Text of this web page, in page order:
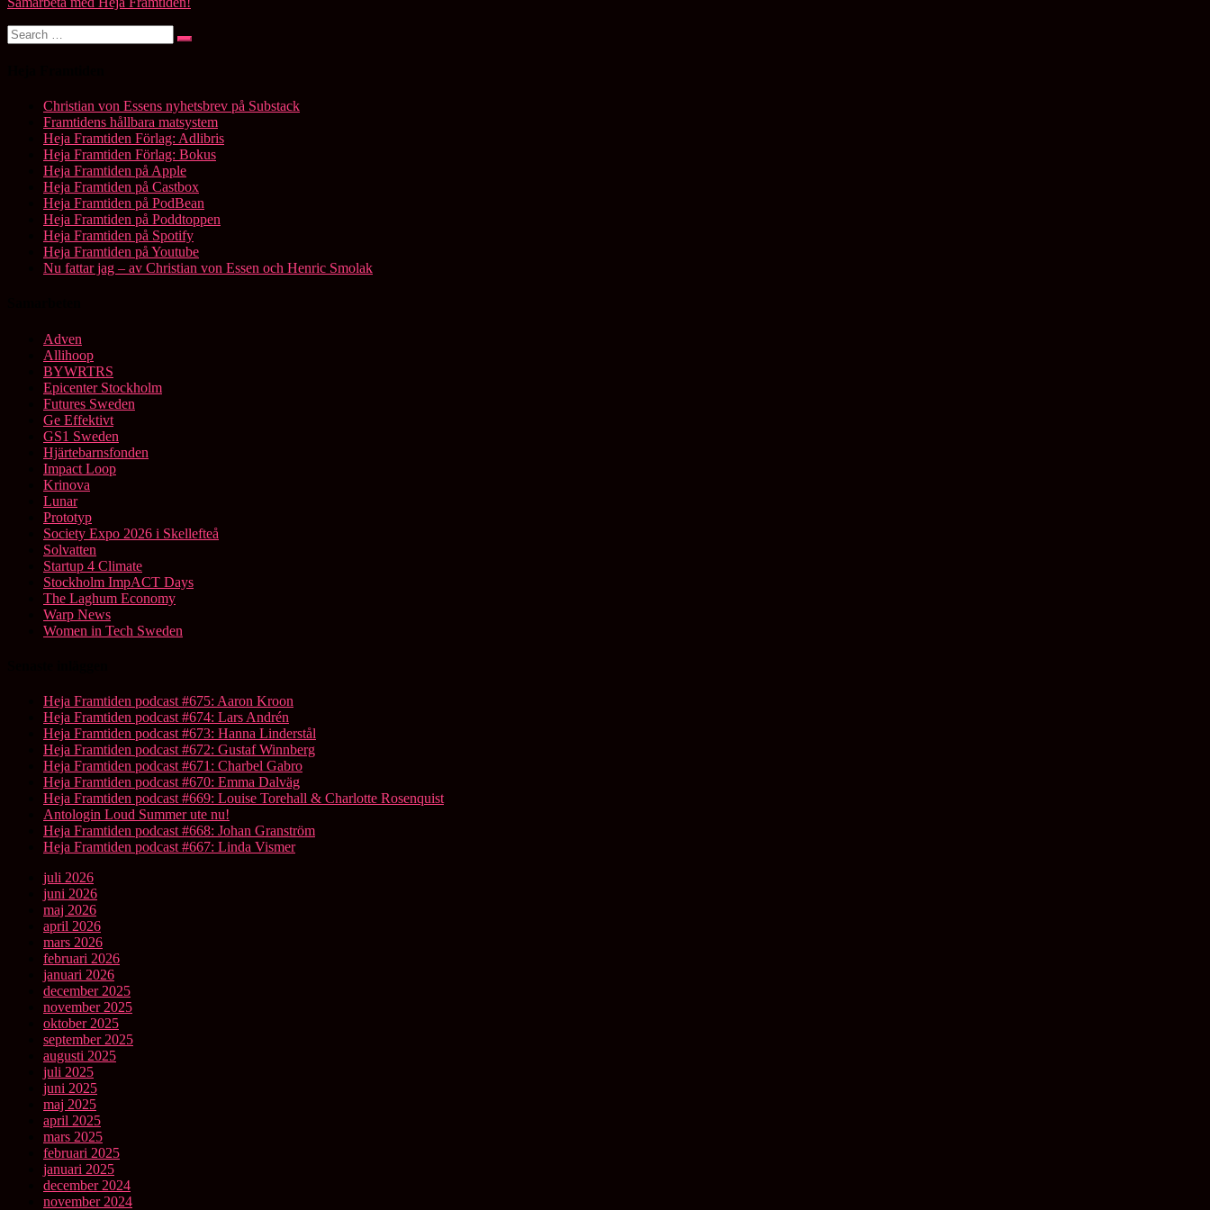
Search
for:
Search
Christian von Essens nyhetsbrev på Substack
Framtidens hållbara matsystem
Heja Framtiden Förlag: Adlibris
Heja Framtiden Förlag: Bokus
Heja Framtiden på Apple
Heja Framtiden på Castbox
Heja Framtiden på PodBean
Heja Framtiden på Poddtoppen
Heja Framtiden på Spotify
Heja Framtiden på Youtube
Nu fattar jag – av Christian von Essen och Henric Smolak
Adven
Allihoop
BYWRTRS
Epicenter Stockholm
Futures Sweden
Ge Effektivt
GS1 Sweden
Hjärtebarnsfonden
Impact Loop
Krinova
Lunar
Prototyp
Society Expo 2026 i Skellefteå
Solvatten
Startup 4 Climate
Stockholm ImpACT Days
The Laghum Economy
Warp News
Women in Tech Sweden
Heja Framtiden podcast #675: Aaron Kroon
Heja Framtiden podcast #674: Lars Andrén
Heja Framtiden podcast #673: Hanna Linderstål
Heja Framtiden podcast #672: Gustaf Winnberg
Heja Framtiden podcast #671: Charbel Gabro
Heja Framtiden podcast #670: Emma Dalväg
Heja Framtiden podcast #669: Louise Torehall & Charlotte Rosenquist
Antologin Loud Summer ute nu!
Heja Framtiden podcast #668: Johan Granström
Heja Framtiden podcast #667: Linda Vismer
juli 2026
juni 2026
maj 2026
april 2026
mars 2026
februari 2026
januari 2026
december 2025
november 2025
oktober 2025
september 2025
augusti 2025
juli 2025
juni 2025
maj 2025
april 2025
mars 2025
februari 2025
januari 2025
december 2024
november 2024